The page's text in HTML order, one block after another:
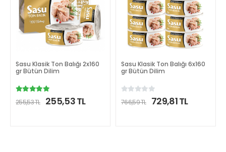
Sasu Klasik Ton Balığı 2x160
gr Bütün Dilim
255,53 TL 255,53 TL
Sasu Klasik Ton Balığı 6x160
gr Bütün Dilim
766,59 TL 729,81 TL